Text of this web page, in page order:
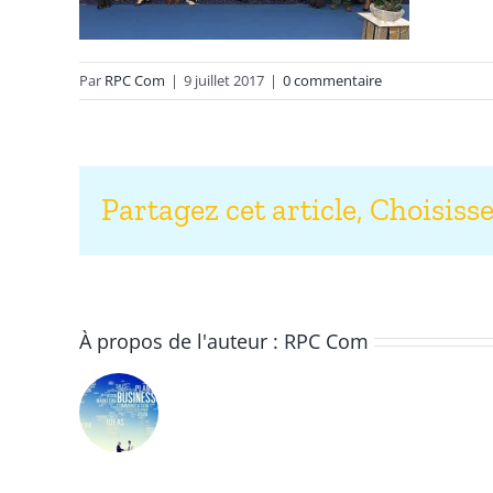
Par RPC Com | 9 juillet 2017 | 0 commentaire
Partagez cet article,
À propos de l'auteur : RPC Com